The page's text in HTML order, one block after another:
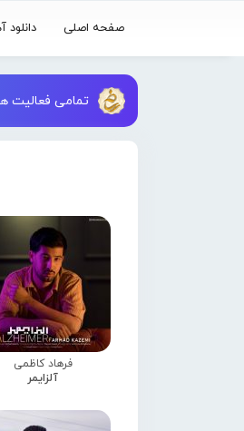
صفحه اصلی
تمامی فعالیت
فرهاد کاظمی
آلزایمر